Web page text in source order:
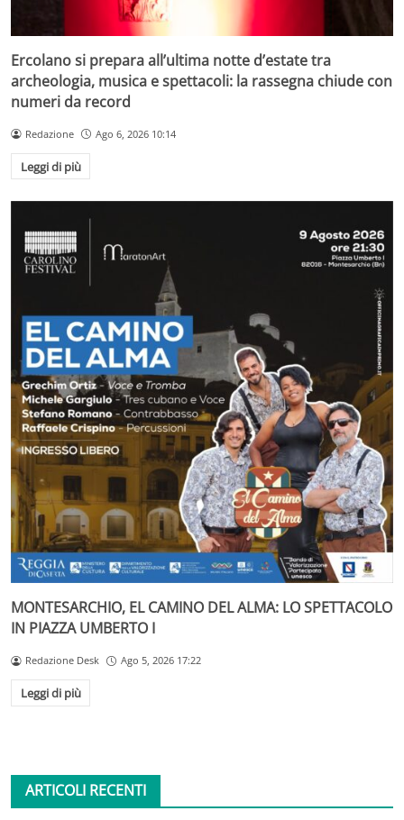
Ercolano si prepara all’ultima notte d’estate tra
archeologia, musica e spettacoli: la rassegna chiude con
numeri da record
Redazione Ago 6, 2026 10:14
Leggi di più
MONTESARCHIO, EL CAMINO DEL ALMA: LO SPETTACOLO
IN PIAZZA UMBERTO I
Redazione Desk Ago 5, 2026 17:22
Leggi di più
ARTICOLI RECENTI